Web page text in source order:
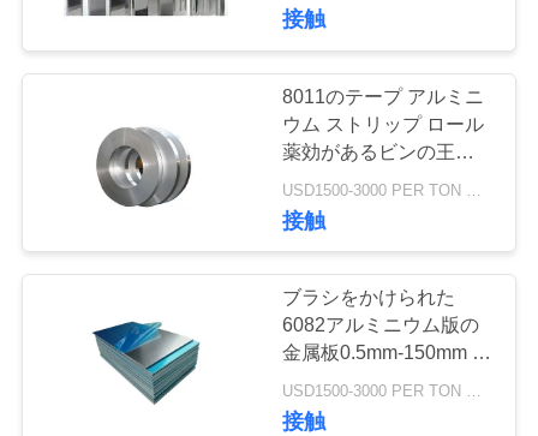
ステンレス鋼の丸
棒
35
ステンレス鋼チャ
35
接触
8011のテープ アルミニ
ウム ストリップ ロール
薬効があるビンの王冠の
ための高いALの内容
接触
ブラシをかけられた
6082アルミニウム版の
金属板0.5mm-150mm 1
トンMOQ
USD1500-3000 PER TON MOQ:1TON
接触